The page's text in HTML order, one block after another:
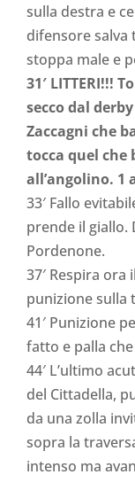
sulla destra e
difensore salva
stoppa male e
31′ LITTERI!!!
secco dal
Zaccagni che
tocca quel che
all’angolino. 1
33′ Fallo
prende il giallo.
Pordenone.
37′ Respira ora
punizione sulla
41′ Punizione
fatto e palla
44′ L’ultimo
del Cittadella,
da una zolla
sopra la
intenso ma